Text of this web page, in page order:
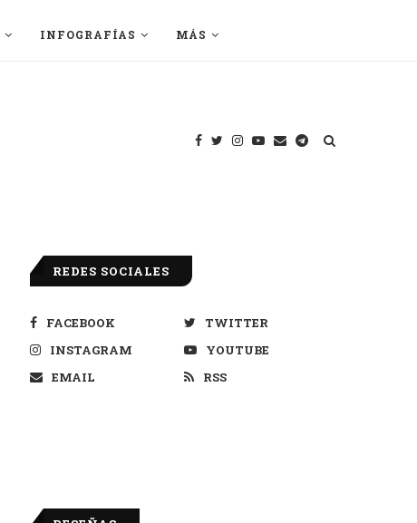
INFOGRAFÍAS MÁS
REDES SOCIALES
FACEBOOK
TWITTER
INSTAGRAM
YOUTUBE
EMAIL
RSS